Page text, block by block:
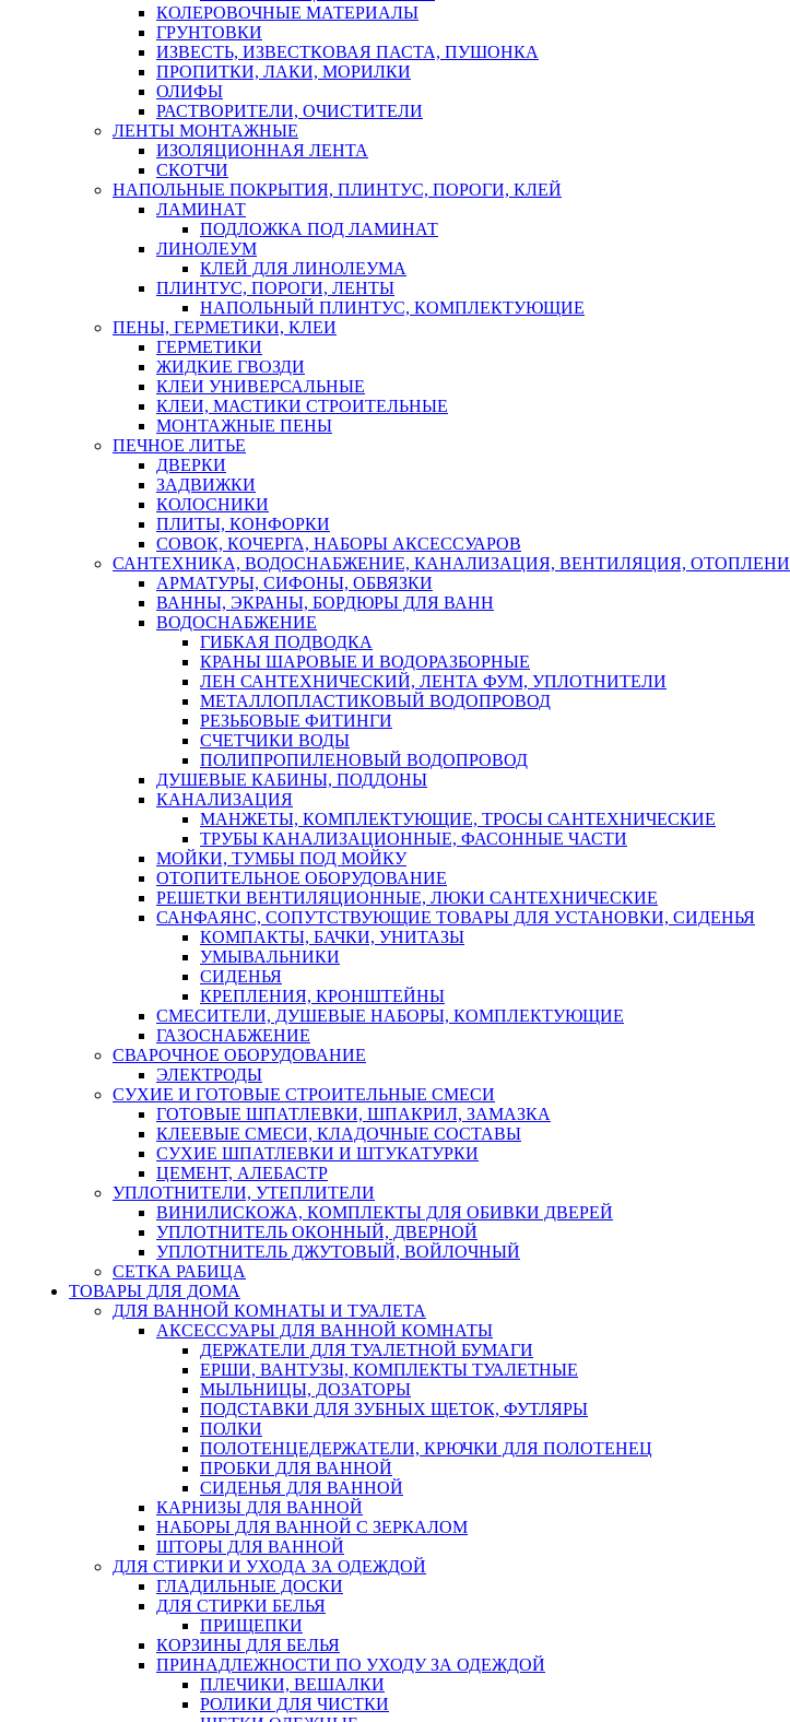
КОЛЕРОВОЧНЫЕ МАТЕРИАЛЫ
ГРУНТОВКИ
ИЗВЕСТЬ, ИЗВЕСТКОВАЯ ПАСТА, ПУШОНКА
ПРОПИТКИ, ЛАКИ, МОРИЛКИ
ОЛИФЫ
РАСТВОРИТЕЛИ, ОЧИСТИТЕЛИ
ЛЕНТЫ МОНТАЖНЫЕ
ИЗОЛЯЦИОННАЯ ЛЕНТА
СКОТЧИ
НАПОЛЬНЫЕ ПОКРЫТИЯ, ПЛИНТУС, ПОРОГИ, КЛЕЙ
ЛАМИНАТ
ПОДЛОЖКА ПОД ЛАМИНАТ
ЛИНОЛЕУМ
КЛЕЙ ДЛЯ ЛИНОЛЕУМА
ПЛИНТУС, ПОРОГИ, ЛЕНТЫ
НАПОЛЬНЫЙ ПЛИНТУС, КОМПЛЕКТУЮЩИЕ
ПЕНЫ, ГЕРМЕТИКИ, КЛЕИ
ГЕРМЕТИКИ
ЖИДКИЕ ГВОЗДИ
КЛЕИ УНИВЕРСАЛЬНЫЕ
КЛЕИ, МАСТИКИ СТРОИТЕЛЬНЫЕ
МОНТАЖНЫЕ ПЕНЫ
ПЕЧНОЕ ЛИТЬЕ
ДВЕРКИ
ЗАДВИЖКИ
КОЛОСНИКИ
ПЛИТЫ, КОНФОРКИ
СОВОК, КОЧЕРГА, НАБОРЫ АКСЕССУАРОВ
САНТЕХНИКА, ВОДОСНАБЖЕНИЕ, КАНАЛИЗАЦИЯ, ВЕНТИЛЯЦИЯ, ОТОПЛЕНИ
АРМАТУРЫ, СИФОНЫ, ОБВЯЗКИ
ВАННЫ, ЭКРАНЫ, БОРДЮРЫ ДЛЯ ВАНН
ВОДОСНАБЖЕНИЕ
ГИБКАЯ ПОДВОДКА
КРАНЫ ШАРОВЫЕ И ВОДОРАЗБОРНЫЕ
ЛЕН САНТЕХНИЧЕСКИЙ, ЛЕНТА ФУМ, УПЛОТНИТЕЛИ
МЕТАЛЛОПЛАСТИКОВЫЙ ВОДОПРОВОД
РЕЗЬБОВЫЕ ФИТИНГИ
СЧЕТЧИКИ ВОДЫ
ПОЛИПРОПИЛЕНОВЫЙ ВОДОПРОВОД
ДУШЕВЫЕ КАБИНЫ, ПОДДОНЫ
КАНАЛИЗАЦИЯ
МАНЖЕТЫ, КОМПЛЕКТУЮЩИЕ, ТРОСЫ САНТЕХНИЧЕСКИЕ
ТРУБЫ КАНАЛИЗАЦИОННЫЕ, ФАСОННЫЕ ЧАСТИ
МОЙКИ, ТУМБЫ ПОД МОЙКУ
ОТОПИТЕЛЬНОЕ ОБОРУДОВАНИЕ
РЕШЕТКИ ВЕНТИЛЯЦИОННЫЕ, ЛЮКИ САНТЕХНИЧЕСКИЕ
САНФАЯНС, СОПУТСТВУЮЩИЕ ТОВАРЫ ДЛЯ УСТАНОВКИ, СИДЕНЬЯ
КОМПАКТЫ, БАЧКИ, УНИТАЗЫ
УМЫВАЛЬНИКИ
СИДЕНЬЯ
КРЕПЛЕНИЯ, КРОНШТЕЙНЫ
СМЕСИТЕЛИ, ДУШЕВЫЕ НАБОРЫ, КОМПЛЕКТУЮЩИЕ
ГАЗОСНАБЖЕНИЕ
СВАРОЧНОЕ ОБОРУДОВАНИЕ
ЭЛЕКТРОДЫ
СУХИЕ И ГОТОВЫЕ СТРОИТЕЛЬНЫЕ СМЕСИ
ГОТОВЫЕ ШПАТЛЕВКИ, ШПАКРИЛ, ЗАМАЗКА
КЛЕЕВЫЕ СМЕСИ, КЛАДОЧНЫЕ СОСТАВЫ
СУХИЕ ШПАТЛЕВКИ И ШТУКАТУРКИ
ЦЕМЕНТ, АЛЕБАСТР
УПЛОТНИТЕЛИ, УТЕПЛИТЕЛИ
ВИНИЛИСКОЖА, КОМПЛЕКТЫ ДЛЯ ОБИВКИ ДВЕРЕЙ
УПЛОТНИТЕЛЬ ОКОННЫЙ, ДВЕРНОЙ
УПЛОТНИТЕЛЬ ДЖУТОВЫЙ, ВОЙЛОЧНЫЙ
СЕТКА РАБИЦА
ТОВАРЫ ДЛЯ ДОМА
ДЛЯ ВАННОЙ КОМНАТЫ И ТУАЛЕТА
АКСЕССУАРЫ ДЛЯ ВАННОЙ КОМНАТЫ
ДЕРЖАТЕЛИ ДЛЯ ТУАЛЕТНОЙ БУМАГИ
ЕРШИ, ВАНТУЗЫ, КОМПЛЕКТЫ ТУАЛЕТНЫЕ
МЫЛЬНИЦЫ, ДОЗАТОРЫ
ПОДСТАВКИ ДЛЯ ЗУБНЫХ ЩЕТОК, ФУТЛЯРЫ
ПОЛКИ
ПОЛОТЕНЦЕДЕРЖАТЕЛИ, КРЮЧКИ ДЛЯ ПОЛОТЕНЕЦ
ПРОБКИ ДЛЯ ВАННОЙ
СИДЕНЬЯ ДЛЯ ВАННОЙ
КАРНИЗЫ ДЛЯ ВАННОЙ
НАБОРЫ ДЛЯ ВАННОЙ С ЗЕРКАЛОМ
ШТОРЫ ДЛЯ ВАННОЙ
ДЛЯ СТИРКИ И УХОДА ЗА ОДЕЖДОЙ
ГЛАДИЛЬНЫЕ ДОСКИ
ДЛЯ СТИРКИ БЕЛЬЯ
ПРИЩЕПКИ
КОРЗИНЫ ДЛЯ БЕЛЬЯ
ПРИНАДЛЕЖНОСТИ ПО УХОДУ ЗА ОДЕЖДОЙ
ПЛЕЧИКИ, ВЕШАЛКИ
РОЛИКИ ДЛЯ ЧИСТКИ